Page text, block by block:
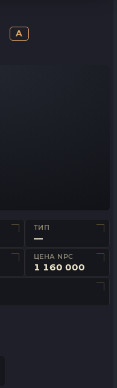
A
ТИП
—
ЦЕНА NPC
1 160 000